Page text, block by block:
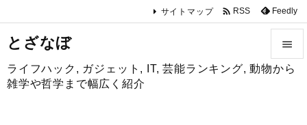
とざなぼ
ライフハック, ガジェット, IT, 芸能ランキング, 動物から
雑学や哲学まで幅広く紹介


サイトマップ  RSS Feedly